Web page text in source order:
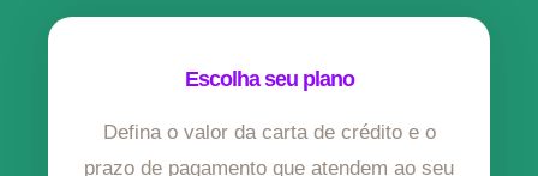
Escolha seu plano
Defina o valor da carta de crédito e o
prazo de pagamento que atendem ao seu